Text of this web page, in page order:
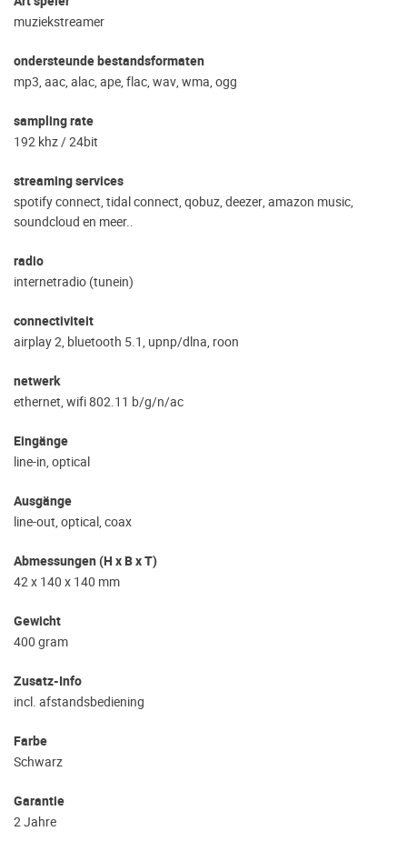
muziekstreamer
ondersteunde bestandsformaten
mp3, aac, alac, ape, flac, wav, wma, ogg
sampling rate
192 khz / 24bit
streaming services
spotify connect, tidal connect, qobuz, deezer, amazon music,
soundcloud en meer..
radio
internetradio (tunein)
connectiviteit
airplay 2, bluetooth 5.1, upnp/dlna, roon
netwerk
ethernet, wifi 802.11 b/g/n/ac
Eingänge
line-in, optical
Ausgänge
line-out, optical, coax
Abmessungen (H x B x T)
42 x 140 x 140 mm
Gewicht
400 gram
Zusatz-Info
incl. afstandsbediening
Farbe
Schwarz
Garantie
2 Jahre